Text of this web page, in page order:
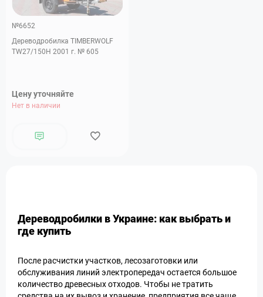
№6652
Дереводробилка TIMBERWOLF
TW27/150H 2001 г. № 605
Цену уточняйте
Нет в наличии
Дереводробилки в Украине: как выбрать и
где купить
После расчистки участков, лесозаготовки или
обслуживания линий электропередач остается большое
количество древесных отходов. Чтобы не тратить